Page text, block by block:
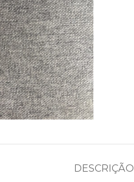
DESCRIÇÃO